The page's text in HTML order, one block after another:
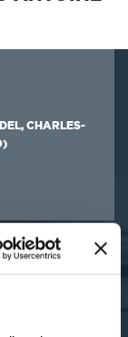
CHARLES-